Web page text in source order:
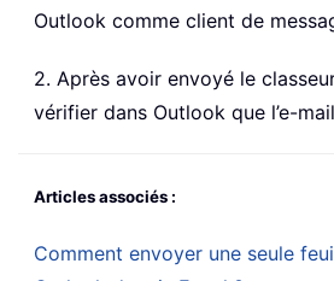
Outlook comme client de
2. Après avoir envoyé le
vérifier dans Outlook que l’e-
Articles associés :
Comment envoyer une seule